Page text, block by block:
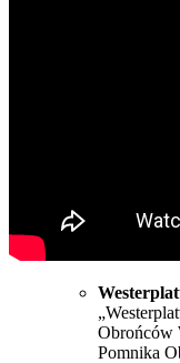
Obrońców
Pomnika